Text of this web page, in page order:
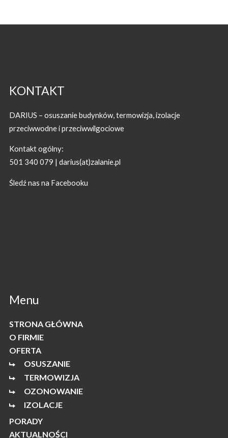
KONTAKT
DARIUS – osuszanie budynków, termowizja, izolacje
przeciwwodne i przeciwwilgociowe
Kontakt ogólny:
501 340 079 | darius(at)zalanie.pl
Śledź nas na Facebooku
Menu
STRONA GŁÓWNA
O FIRMIE
OFERTA
OSUSZANIE
TERMOWIZJA
OZONOWANIE
IZOLACJE
PORADY
AKTUALNOŚCI